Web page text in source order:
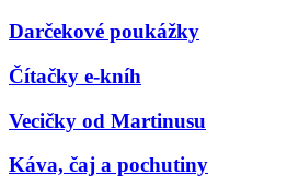
Darčekové poukážky
Čítačky e-kníh
Vecičky od Martinusu
Káva, čaj a pochutiny